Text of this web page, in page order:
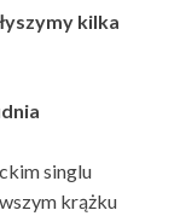
kilka
singlu
krążku